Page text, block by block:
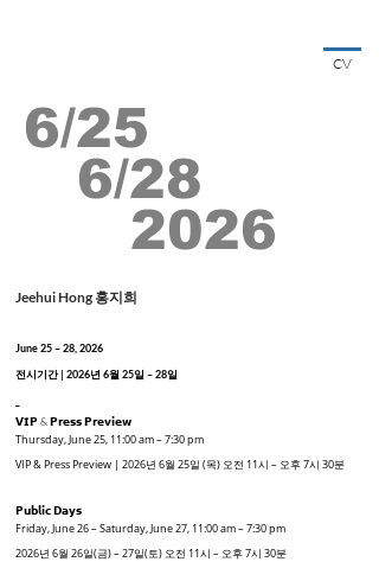
CV
6/25
6/28
2026
Jeehui Hong 홍지희
June 25 – 28, 2026
전시기간 | 2026년 6월 25일 – 28일
𝗩𝗜𝗣 & 𝗣𝗿𝗲𝘀𝘀 𝗣𝗿𝗲𝘃𝗶𝗲𝘄
Thursday, June 25, 11:00 am – 7:30 pm
VIP & Press Preview | 2026년 6월 25일 (목) 오전 11시 – 오후 7시 30분
𝗣𝘂𝗯𝗹𝗶𝗰 𝗗𝗮𝘆𝘀
Friday, June 26 – Saturday, June 27, 11:00 am – 7:30 pm
2026년 6월 26일(금) – 27일(토) 오전 11시 – 오후 7시 30분